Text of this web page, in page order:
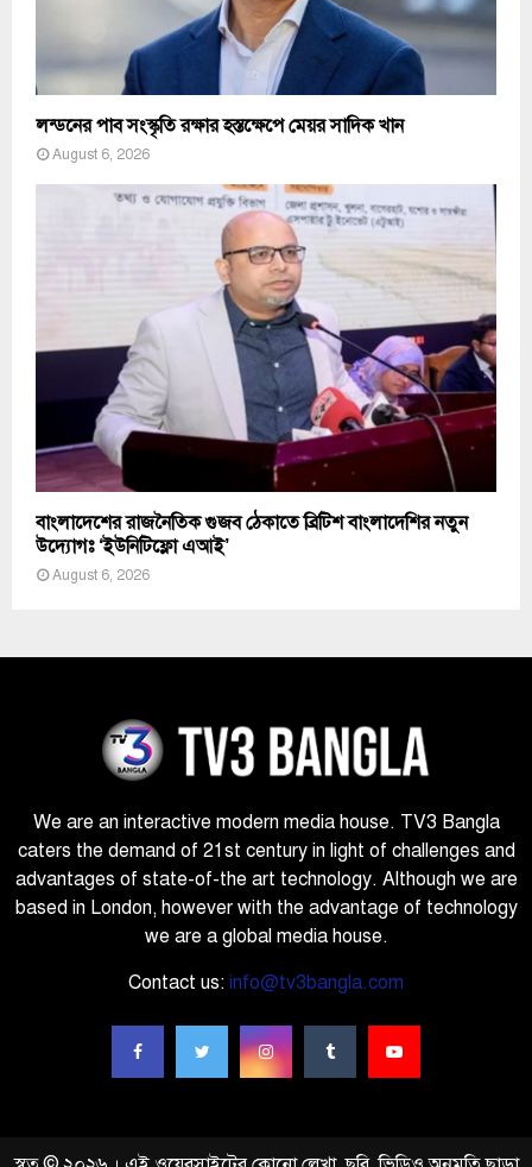
লন্ডনের পাব সংস্কৃতি রক্ষার হস্তক্ষেপে মেয়র সাদিক খান
August 6, 2026
বাংলাদেশের রাজনৈতিক গুজব ঠেকাতে ব্রিটিশ বাংলাদেশির নতুন
উদ্যোগঃ ‘ইউনিটিফ্লো এআই’
August 6, 2026
We are an interactive modern media house. TV3 Bangla
caters the demand of 21st century in light of challenges and
advantages of state-of-the art technology. Although we are
based in London, however with the advantage of technology
we are a global media house.
Contact us: info@tv3bangla.com